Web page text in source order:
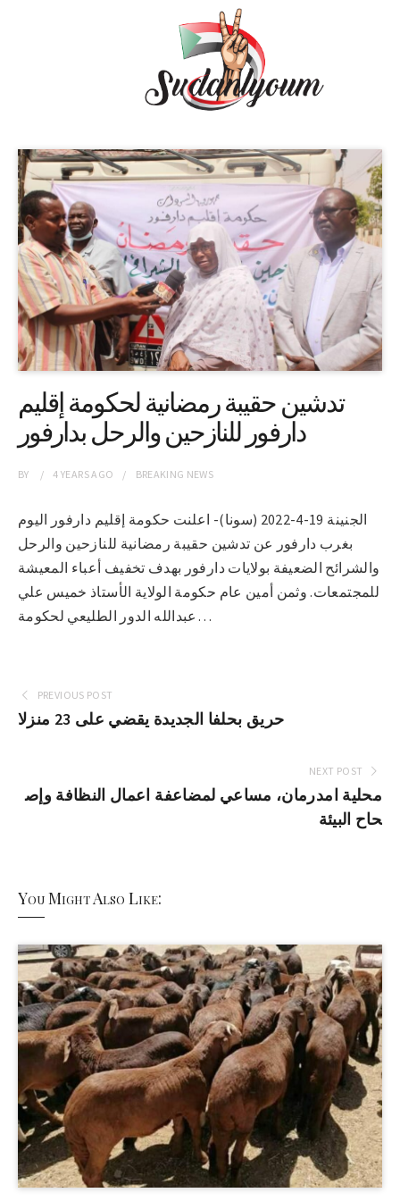
تدشين حقيبة رمضانية لحكومة إقليم
دارفور للنازحين والرحل بدارفور
BY 4 YEARSAGO BREAKING NEWS
الجنينة 19-4-2022 (سونا)- اعلنت حكومة إقليم دارفور اليوم
بغرب دارفور عن تدشين حقيبة رمضانية للنازحين والرحل
والشرائح الضعيفة بولايات دارفور بهدف تخفيف أعباء المعيشة
للمجتمعات. وثمن أمين عام حكومة الولاية الأستاذ خميس علي
عبدالله الدور الطليعي لحكومة…
PREVIOUS POST
حريق بحلفا الجديدة يقضي على 23 منزلا
NEXT POST
محلية امدرمان، مساعي لمضاعفة اعمال النظافة وإص
حاح البيئة
You Might Also Like: